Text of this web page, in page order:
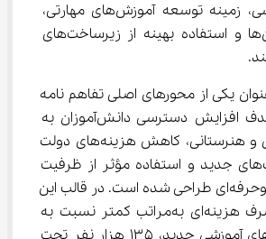
هم‌افزایی بین‌بخشی، زمینه توسعه آموزش‌های مهارتی،
گسترش هنرستان‌ها و استفاده بهینه از زیرساخت‌های
طرح «همنوا» به‌عنوان یکی از محورهای اصلی تفاهم ‌نامه
طرح همنوا، با هدف افزایش دسترسی دانش‌آموزان به
آموزش‌های مهارتی و هنرستانی، کاهش هزینه‌های دولت
در ایجاد زیرساخت‌های جدید و استفاده مؤثر از ظرفیت
مراکز آموزش فنی‌وحرفه‌ای طراحی شده است. در قالب این
طرح، تاکنون با صرف هزینه‌ای به‌مراتب کمتر نسبت به